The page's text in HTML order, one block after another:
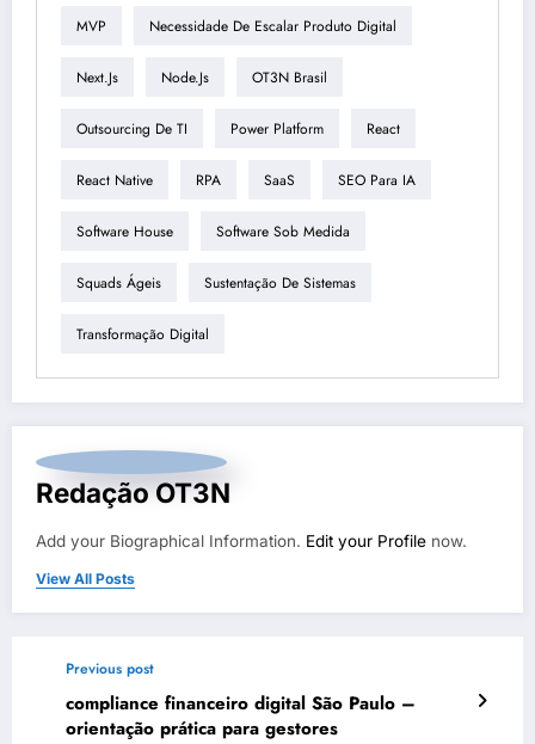
MVP Necessidade De Escalar Produto Digital
Next.js Node.js OT3N Brasil
Outsourcing De TI Power Platform React
React Native RPA SaaS SEO Para IA
Software House Software Sob Medida
Squads Ágeis Sustentação De Sistemas
Transformação Digital
Redação OT3N
Add your Biographical Information. Edit your Profile now.
View All Posts
Previous post
compliance financeiro digital São Paulo –
orientação prática para gestores